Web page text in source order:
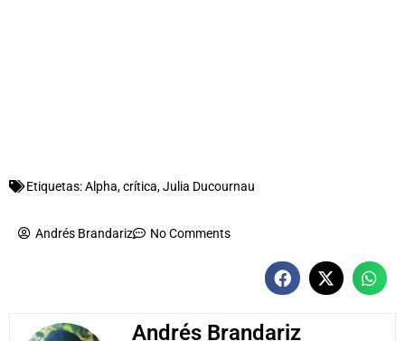
Etiquetas:Alpha,crítica,Julia Ducournau
Andrés Brandariz No Comments
Andrés Brandariz